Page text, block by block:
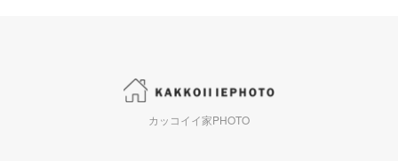
カッコイイ家PHOTO